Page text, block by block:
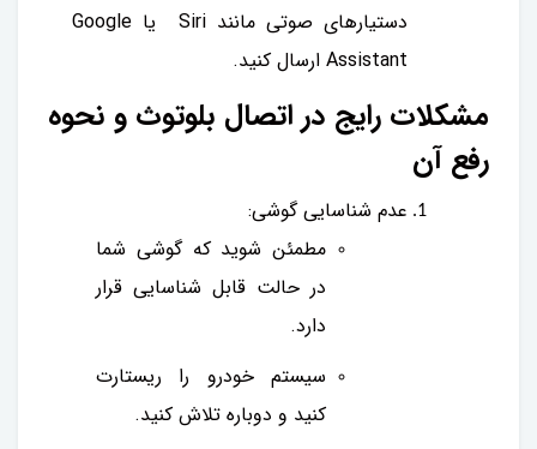
دستیارهای صوتی مانند Siri یا Google
Assistant ارسال کنید.
مشکلات رایج در اتصال بلوتوث و نحوه
رفع آن
عدم شناسایی گوشی:
مطمئن شوید که گوشی شما
در حالت قابل شناسایی قرار
دارد.
سیستم خودرو را ریستارت
کنید و دوباره تلاش کنید.